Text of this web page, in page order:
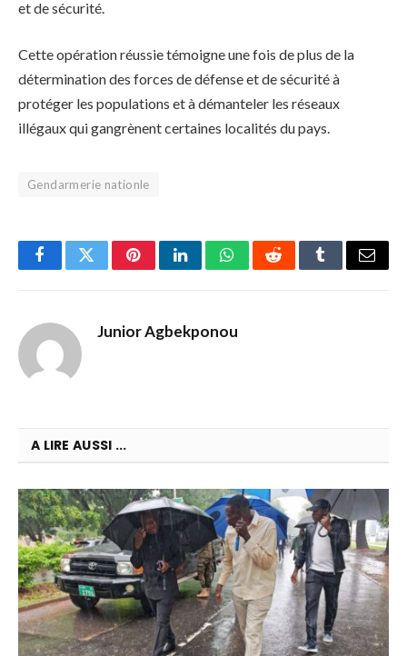
et de sécurité.
Cette opération réussie témoigne une fois de plus de la
détermination des forces de défense et de sécurité à
protéger les populations et à démanteler les réseaux
illégaux qui gangrènent certaines localités du pays.
Gendarmerie nationle
FacebookTwitterPinterestLinkedInWhatsAppRedditTumblrEmail
Junior Agbekponou
A LIRE AUSSI ...